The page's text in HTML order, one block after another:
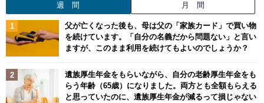
週 間 月 間
父が亡くなった後も、母は父の「家族カード」で買い物
を続けています。「自分の名義だから問題ない」と言い
ますが、このまま利用を続けてもよいのでしょうか？
遺族厚生年金をもらいながら、自分の老齢厚生年金をも
らう年齢（65歳）になりました。両方とも全額もらえる
と思っていたのに、遺族厚生年金が減るって損じゃない